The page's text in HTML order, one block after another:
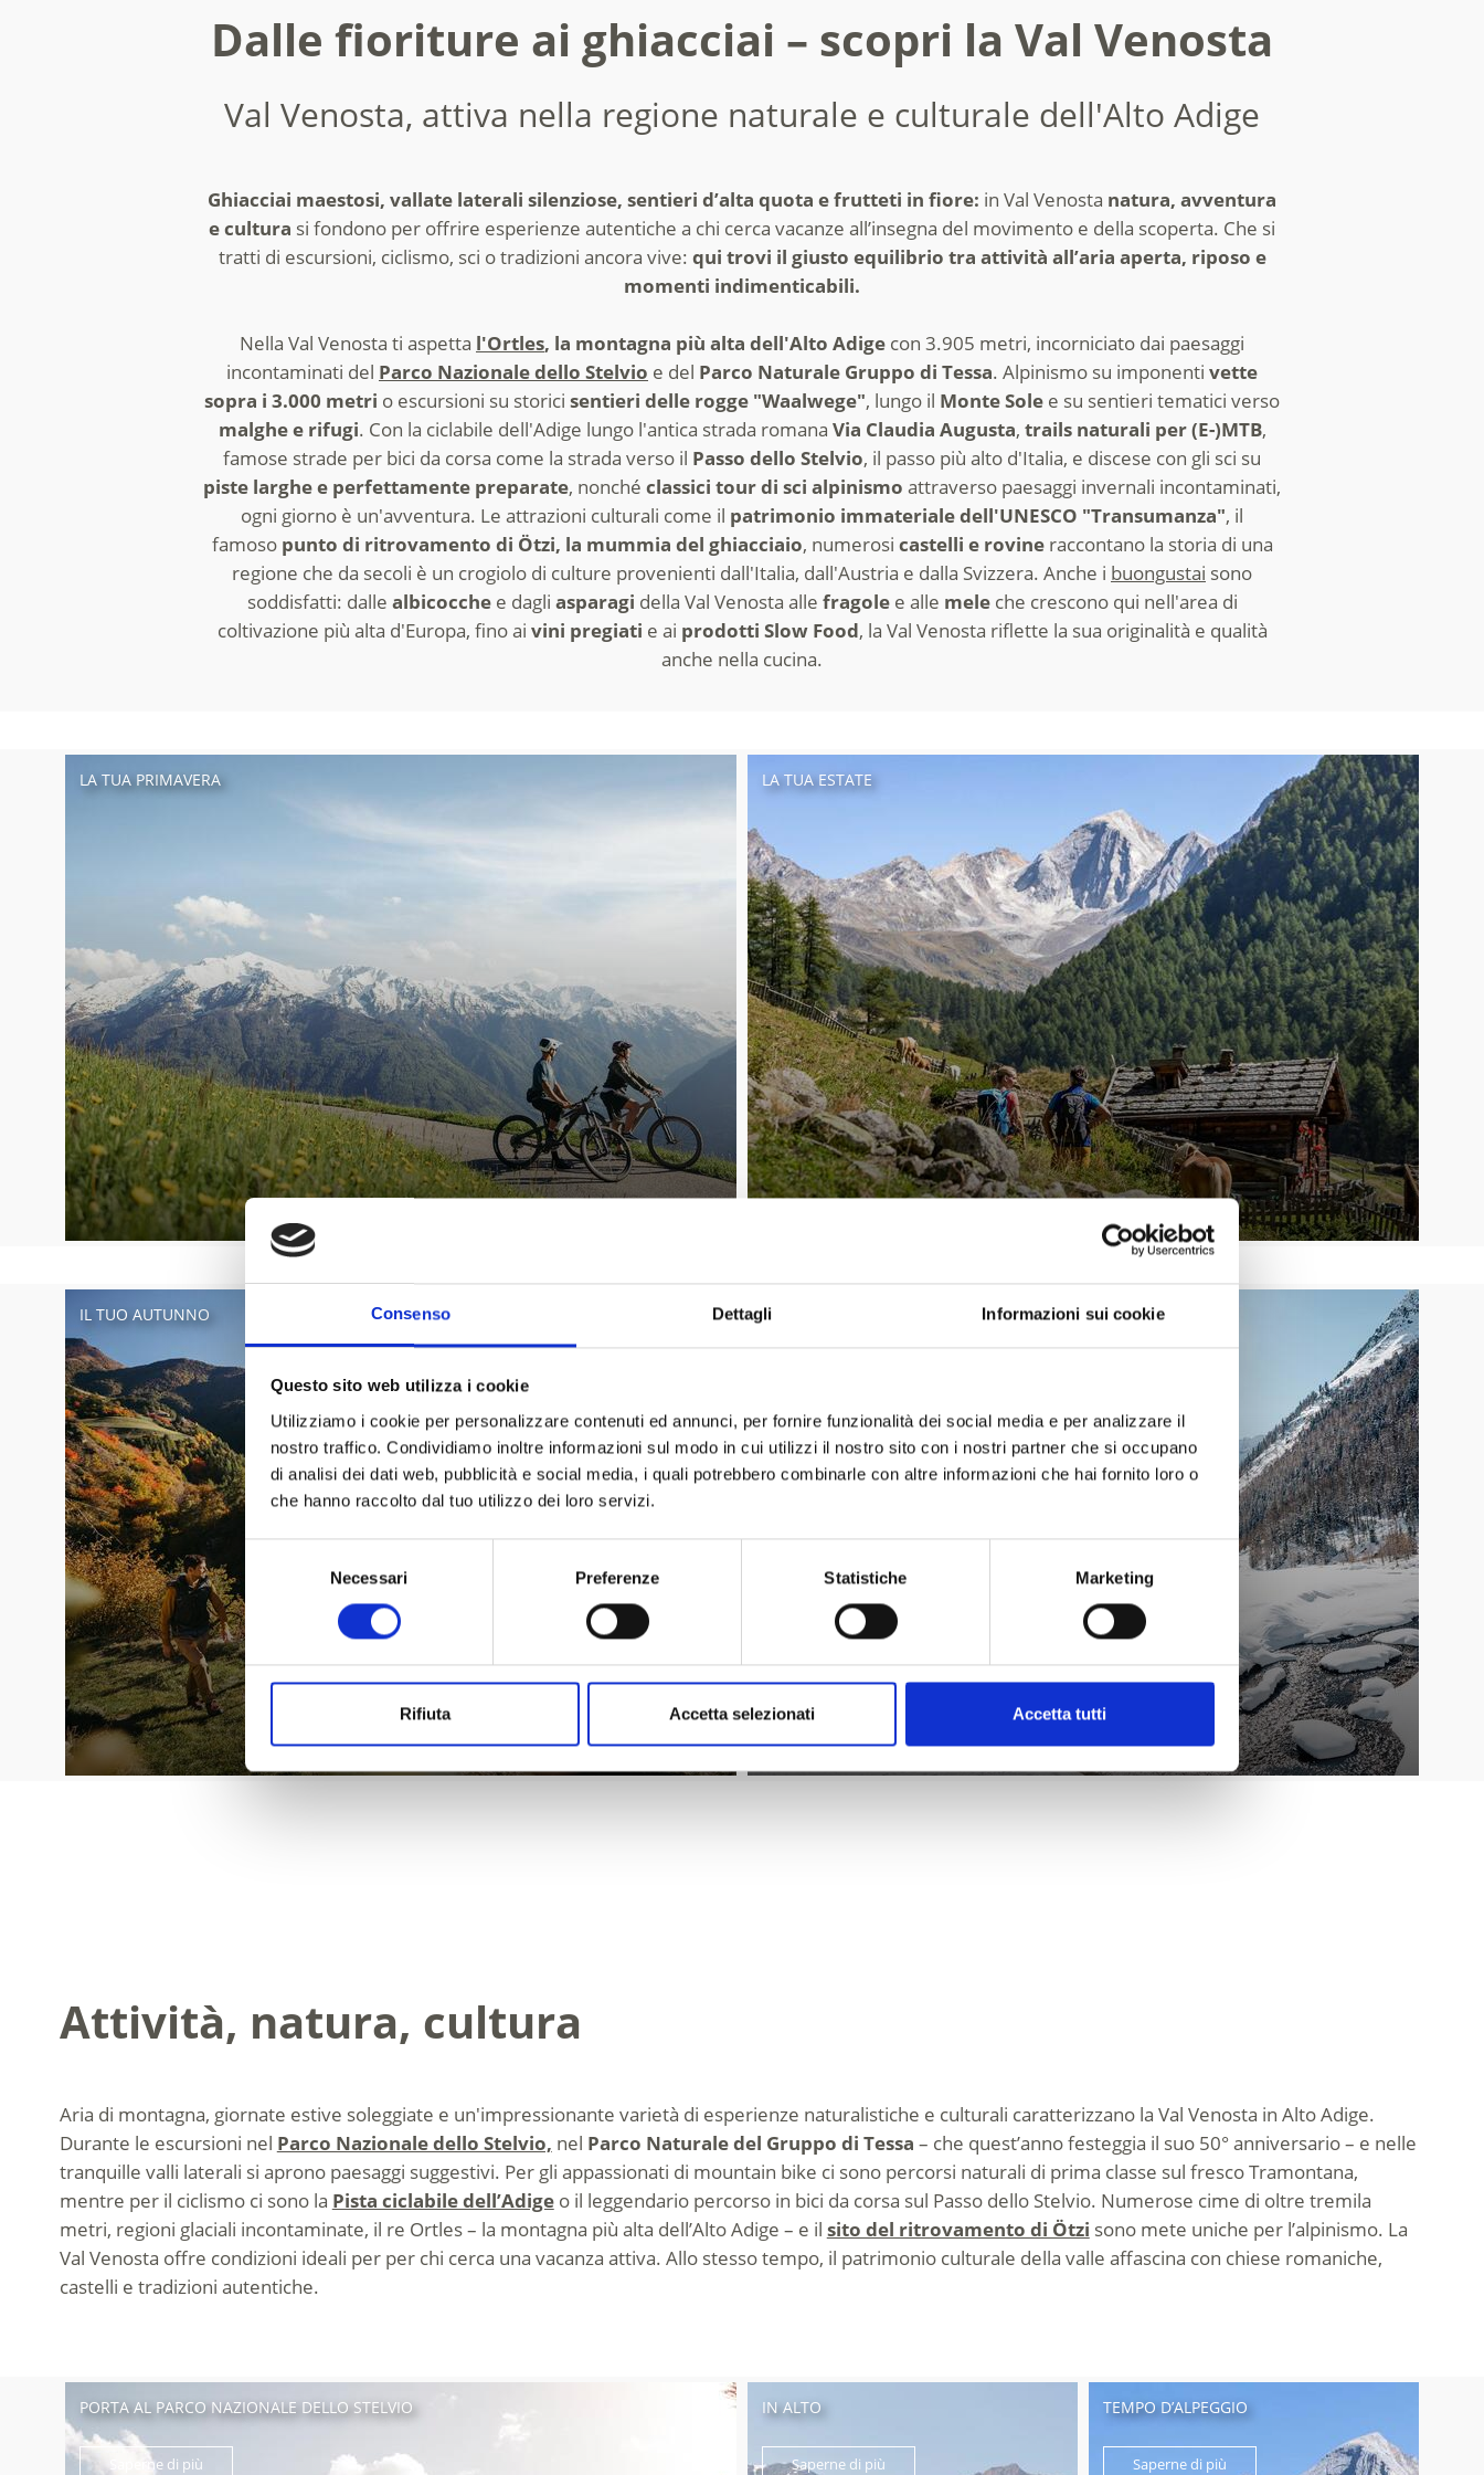
Consenso Dettagli Informazioni sui cookie
Questo sito web utilizza i cookie
Utilizziamo i cookie per personalizzare contenuti ed annunci, per fornire funzionalità dei social media e per analizzare il
nostro traffico. Condividiamo inoltre informazioni sul modo in cui utilizzi il nostro sito con i nostri partner che si occupano
di analisi dei dati web, pubblicità e social media, i quali potrebbero combinarle con altre informazioni che hai fornito loro o
che hanno raccolto dal tuo utilizzo dei loro servizi.
consenso
Necessari Preferenze Statistiche Marketing
Rifiuta Accetta selezionati Accetta tutti
Dalle fioriture ai ghiacciai – scopri la Val Venosta
Val Venosta, attiva nella regione naturale e culturale dell'Alto Adige
Ghiacciai maestosi, vallate laterali silenziose, sentieri d’alta quota e frutteti in fiore: in Val Venosta natura, avventura
e cultura si fondono per offrire esperienze autentiche a chi cerca vacanze all’insegna del movimento e della scoperta. Che si
tratti di escursioni, ciclismo, sci o tradizioni ancora vive: qui trovi il giusto equilibrio tra attività all’aria aperta, riposo e
momenti indimenticabili.
Nella Val Venosta ti aspetta l'Ortles, la montagna più alta dell'Alto Adige con 3.905 metri, incorniciato dai paesaggi
incontaminati del Parco Nazionale dello Stelvio e del Parco Naturale Gruppo di Tessa. Alpinismo su imponenti vette
sopra i 3.000 metri o escursioni su storici sentieri delle rogge "Waalwege", lungo il Monte Sole e su sentieri tematici verso
malghe e rifugi. Con la ciclabile dell'Adige lungo l'antica strada romana Via Claudia Augusta, trails naturali per (E-)MTB,
famose strade per bici da corsa come la strada verso il Passo dello Stelvio, il passo più alto d'Italia, e discese con gli sci su
piste larghe e perfettamente preparate, nonché classici tour di sci alpinismo attraverso paesaggi invernali incontaminati,
ogni giorno è un'avventura. Le attrazioni culturali come il patrimonio immateriale dell'UNESCO "Transumanza", il
famoso punto di ritrovamento di Ötzi, la mummia del ghiacciaio, numerosi castelli e rovine raccontano la storia di una
regione che da secoli è un crogiolo di culture provenienti dall'Italia, dall'Austria e dalla Svizzera. Anche i buongustai sono
soddisfatti: dalle albicocche e dagli asparagi della Val Venosta alle fragole e alle mele che crescono qui nell'area di
coltivazione più alta d'Europa, fino ai vini pregiati e ai prodotti Slow Food, la Val Venosta riflette la sua originalità e qualità
anche nella cucina.
LA TUA PRIMAVERA LA TUA ESTATE
IL TUO AUTUNNO IL TUO INVERNO
Attività, natura, cultura
Aria di montagna, giornate estive soleggiate e un'impressionante varietà di esperienze naturalistiche e culturali caratterizzano la Val Venosta in Alto Adige.
Durante le escursioni nel Parco Nazionale dello Stelvio, nel Parco Naturale del Gruppo di Tessa – che quest’anno festeggia il suo 50° anniversario – e nelle
tranquille valli laterali si aprono paesaggi suggestivi. Per gli appassionati di mountain bike ci sono percorsi naturali di prima classe sul fresco Tramontana,
mentre per il ciclismo ci sono la Pista ciclabile dell’Adigeo il leggendario percorso in bici da corsa sul Passo dello Stelvio. Numerose cime di oltre tremila
metri, regioni glaciali incontaminate, il re Ortles – la montagna più alta dell’Alto Adige – e il sito del ritrovamento di Ötzi sono mete uniche per l’alpinismo. La
Val Venosta offre condizioni ideali per per chi cerca una vacanza attiva. Allo stesso tempo, il patrimonio culturale della valle affascina con chiese romaniche,
castelli e tradizioni autentiche.
PORTA AL PARCO NAZIONALE DELLO STELVIO
Saperne di più
IN ALTO
Saperne di più
TEMPO D’ALPEGGIO
Saperne di più